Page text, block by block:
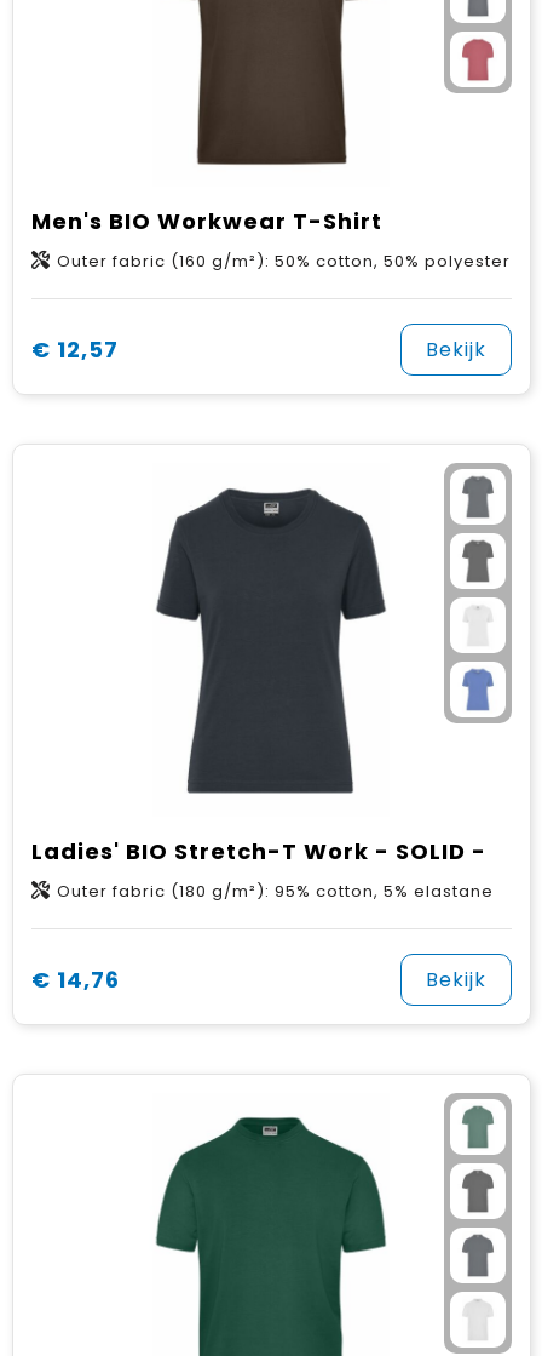
Men's BIO Workwear T-Shirt
Outer fabric (160 g/m²): 50% cotton, 50% polyester
€ 12,57 Bekijk
Ladies' BIO Stretch-T Work - SOLID -
Outer fabric (180 g/m²): 95% cotton, 5% elastane
€ 14,76 Bekijk